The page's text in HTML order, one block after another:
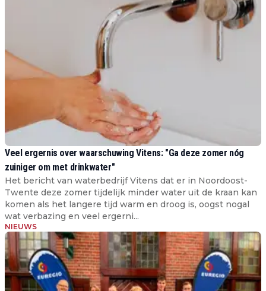
Veel ergernis over waarschuwing Vitens: "Ga deze zomer nóg
zuiniger om met drinkwater"
Het bericht van waterbedrijf Vitens dat er in Noordoost-
Twente deze zomer tijdelijk minder water uit de kraan kan
komen als het langere tijd warm en droog is, oogst nogal
wat verbazing en veel ergerni...
NIEUWS